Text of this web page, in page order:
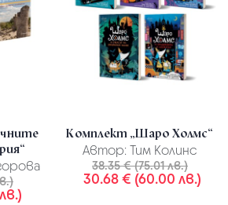
Комплект „Шаро Холмс“
Автор: Тим Колинс
38.35 € (75.01 лв.)
30.68 € (60.00 лв.)